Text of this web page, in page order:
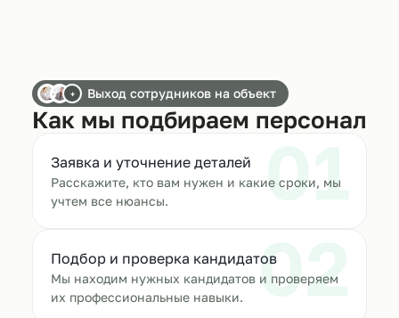
+ Выход сотрудников на объект
Как мы подбираем персонал
01
Заявка и уточнение деталей
Расскажите, кто вам нужен и какие сроки, мы
учтем все нюансы.
02
Подбор и проверка кандидатов
Мы находим нужных кандидатов и проверяем
их профессиональные навыки.